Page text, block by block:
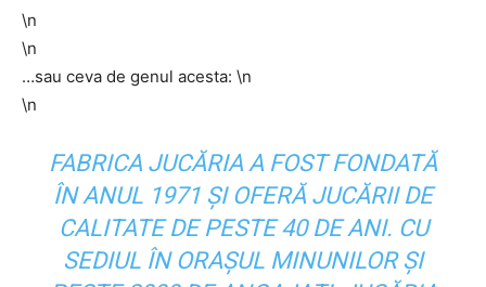
\n
\n
…sau ceva de genul acesta: \n
\n
FABRICA JUCĂRIA A FOST FONDATĂ
ÎN ANUL 1971 ȘI OFERĂ JUCĂRII DE
CALITATE DE PESTE 40 DE ANI. CU
SEDIUL ÎN ORAȘUL MINUNILOR ȘI